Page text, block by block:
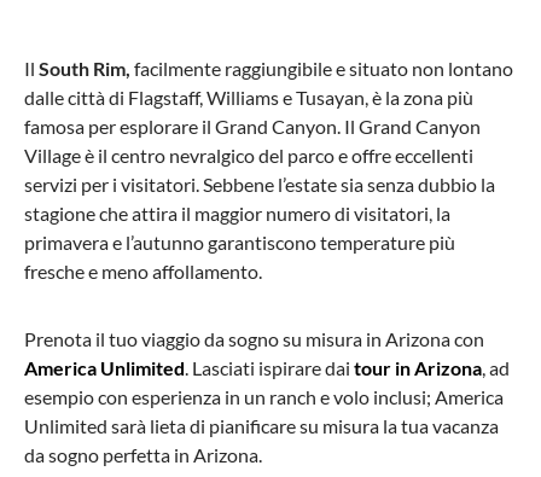
Il South Rim, facilmente raggiungibile e situato non lontano
dalle città di Flagstaff, Williams e Tusayan, è la zona più
famosa per esplorare il Grand Canyon. Il Grand Canyon
Village è il centro nevralgico del parco e offre eccellenti
servizi per i visitatori. Sebbene l’estate sia senza dubbio la
stagione che attira il maggior numero di visitatori, la
primavera e l’autunno garantiscono temperature più
fresche e meno affollamento.
Prenota il tuo viaggio da sogno su misura in Arizona con
America Unlimited . Lasciati ispirare dai tour in Arizona , ad
esempio con esperienza in un ranch e volo inclusi; America
Unlimited sarà lieta di pianificare su misura la tua vacanza
da sogno perfetta in Arizona.